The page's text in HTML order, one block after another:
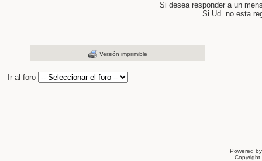
Si desea responder a un
Si Ud. no esta
Versión imprimible
Ir al foro
Powered